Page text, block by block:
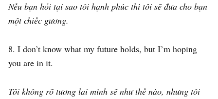
Nếu bạn hỏi tại sao tôi hạnh phúc thì tôi sẽ đưa cho bạn
một chiếc gương.
8. I don’t know what my future holds, but I’m hoping
you are in it.
Tôi không rõ tương lai mình sẽ như thế nào, nhưng tôi